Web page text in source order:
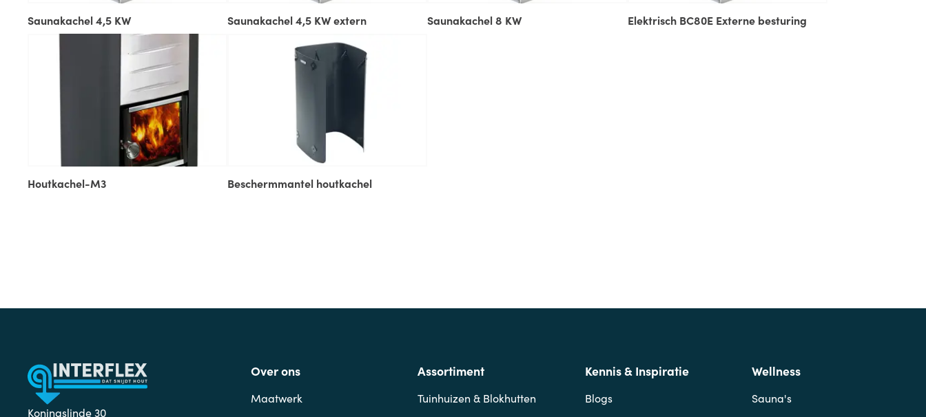
Saunakachel 4,5 KW Saunakachel 4,5 KW extern Saunakachel 8 KW Elektrisch BC80E Externe besturing
Houtkachel-M3 Beschermmantel houtkachel
Koningslinde 30
Over ons
Maatwerk
Assortiment
Tuinhuizen & Blokhutten
Kennis & Inspiratie
Blogs
Wellness
Sauna's